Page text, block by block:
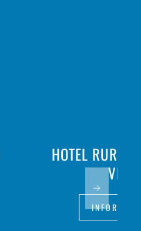
HOTEL RURAL
VELL